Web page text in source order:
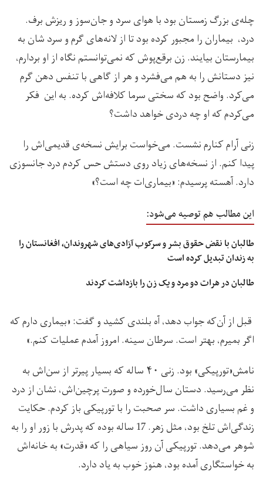
چله‌ی بزرگ زمستان بود با هوای سرد و جان‌سوز و ریزش برف.
درد، بیماران را مجبور کرده بود تا از لانه‌های گرم و سرد شان به
بیمارستان بیایند. زن برقع‌پوش که نمی‌توانستم نگاه از او بردارم،
نیز دستانش را به هم می‌فشرد و هر از گاهی با تنفس دهن گرم
می‌کرد. واضح بود که سختی سرما کلافه‌اش کرده. به این فکر
می‌کردم که او چه دردی خواهد داشت؟
زنی آرام کنارم نشست. می‌خواست برایش نسخه‌ی قدیمی‌اش را
پیدا کنم. از نسخه‌های زیاد روی دستش حس کردم درد جانسوزی
دارد. آهسته پرسیدم: «بیماری‌ات چه است؟»
این مطالب هم توصیه می‌شود:
طالبان با نقض حقوق بشر و سرکوب آزادی‌های شهروندان، افغانستان را
به زندان تبدیل کرده است
طالبان در هرات دو مرد و یک زن را بازداشت کردند
قبل از آن‌که جواب دهد، آه بلندی کشید و گفت: «بیماری دارم که
اگر بمیرم، بهتر است. سرطان سینه. امروز آمدم عملیات کنم.»
نامش«تورپیکی» بود. زنی ۴۰ ساله که بسیار پیرتر از سن‌اش به
نظر می‌رسید. دستان سال‌خورده و صورت پرچین‌اش، نشان از درد
و غم بسیاری داشت. سر صحبت را با تورپیکی باز کردم. حکایت
زندگی‌اش تلخ بود، مثل زهر. 17 ساله بوده که پدرش با زور او را به
شوهر می‌دهد. تورپیکی آن روز سیاهی را که «قدرت» به خانه‌اش
به خواستگاری آمده بود، هنوز خوب به یاد دارد.